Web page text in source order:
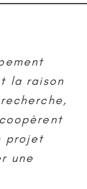
la raison
projet
une